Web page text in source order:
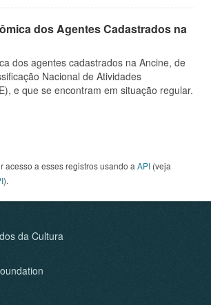
dos Agentes Cadastrados na
dos agentes cadastrados na Ancine, de
Nacional de Atividades
e que se encontram em situação regular.
acesso a esses registros usando a API (veja
).
da Cultura